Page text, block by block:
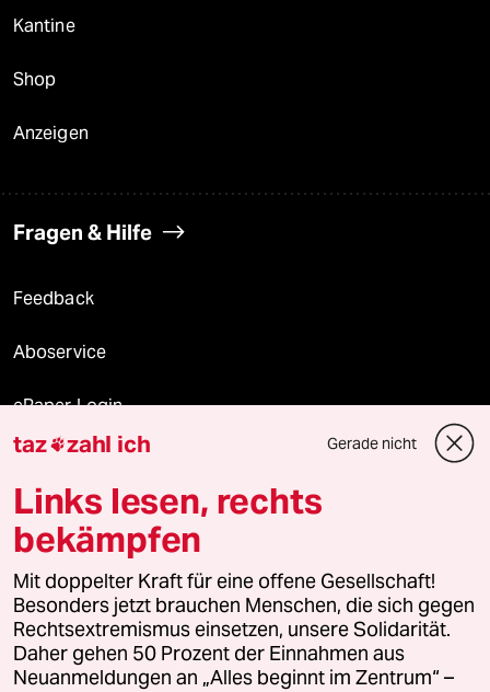
Kantine
Shop
Anzeigen
Fragen & Hilfe
Feedback
Aboservice
ePaper Login
Downloads für Abonnierende
© 2026 taz Verlags und Vertriebs GmbH
Alle Rechte vorbehalten. Bei rechtlichen Fragen oder für Genehmigungen
wenden Sie sich bitte an
lizenzen@taz.de
Feedback Redaktionsstatut Kommune-Richtlinien
taz zahl ich Gerade nicht
Links lesen, rechts
bekämpfen
Mit doppelter Kraft für eine offene Gesellschaft!
Besonders jetzt brauchen Menschen, die sich gegen
Rechtsextremismus einsetzen, unsere Solidarität.
Daher gehen 50 Prozent der Einnahmen aus
Neuanmeldungen an „Alles beginnt im Zentrum“ –